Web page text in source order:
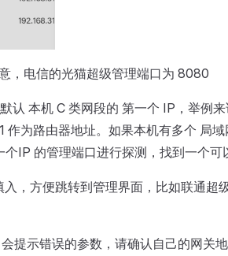
，电信的光猫超级管理端口为 8080
认 本机 C 类网段的 第一个 IP，举例
作为路由器地址。如果本机有多个 局
个IP 的管理端口进行探测，找到一个
，方便跳转到管理界面，比如联通超
提示错误的参数，请确认自己的网关